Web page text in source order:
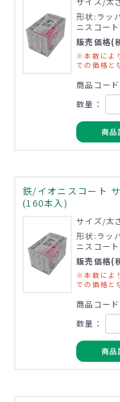
形状:ラッ
ニスコート
販売価格(
※本数によ
での価格と
商品コー
数量：
商品
鉄/イオニスコート
(160本入)
サイズ/太
形状:ラッ
ニスコート
販売価格(
※本数によ
での価格と
商品コー
数量：
商品